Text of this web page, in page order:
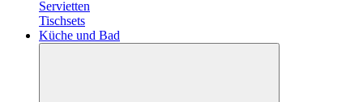
Servietten
Tischsets
Küche und Bad